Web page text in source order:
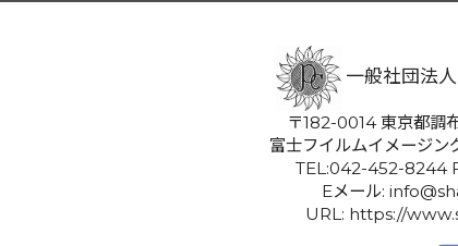
一般社団法
〒182-0014 東京都調
富士フイルムイメージン
TEL:042-452-8244
Eメール:
URL: https://